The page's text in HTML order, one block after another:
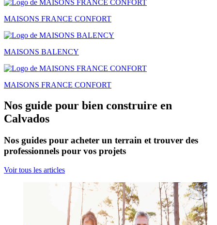
MAISONS FRANCE CONFORT
MAISONS BALENCY
MAISONS FRANCE CONFORT
Nos guide pour bien construire en
Calvados
Nos guides pour acheter un terrain et trouver des
professionnels pour vos projets
Voir tous les articles